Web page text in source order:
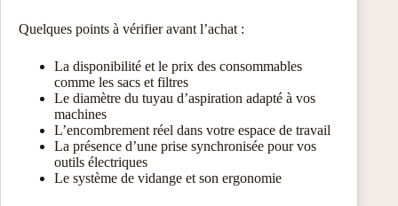
Quelques points à vérifier avant l’achat :
La disponibilité et le prix des consommables
comme les sacs et filtres
Le diamètre du tuyau d’aspiration adapté à vos
machines
L’encombrement réel dans votre espace de travail
La présence d’une prise synchronisée pour vos
outils électriques
Le système de vidange et son ergonomie